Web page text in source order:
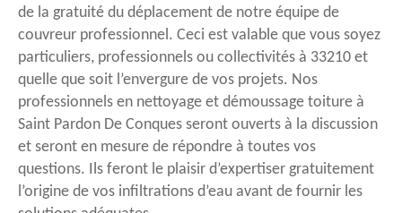
de la gratuité du déplacement de notre équipe de
couvreur professionnel. Ceci est valable que vous soyez
particuliers, professionnels ou collectivités à 33210 et
quelle que soit l’envergure de vos projets. Nos
professionnels en nettoyage et démoussage toiture à
Saint Pardon De Conques seront ouverts à la discussion
et seront en mesure de répondre à toutes vos
questions. Ils feront le plaisir d’expertiser gratuitement
l’origine de vos infiltrations d’eau avant de fournir les